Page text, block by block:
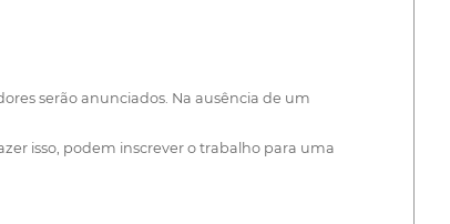
serão anunciados. Na ausência de um
isso, podem inscrever o trabalho para uma